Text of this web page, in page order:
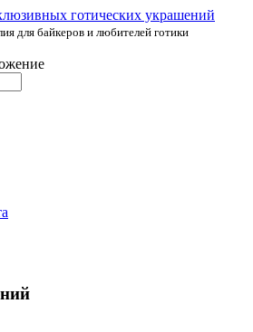
для байкеров и любителей готики